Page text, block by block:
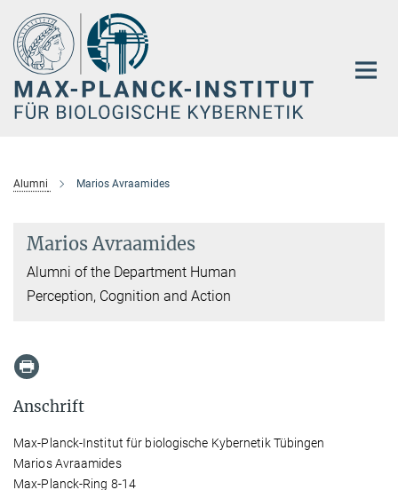
Hauptinhalt
Alumni Marios Avraamides
Marios Avraamides
Alumni of the Department Human
Perception, Cognition and Action
Anschrift
Max-Planck-Institut für biologische Kybernetik Tübingen
Marios Avraamides
Max-Planck-Ring 8-14